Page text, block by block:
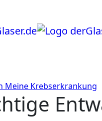
Meine Krebserkrankung